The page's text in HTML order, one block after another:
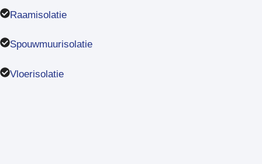
Raamisolatie
Spouwmuurisolatie
Vloerisolatie